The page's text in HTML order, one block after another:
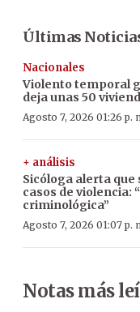
Últimas
Nacionales
Violento temporal
deja unas 50
Agosto 7, 2026 01:26 p.
+ análisis
Sicóloga alerta que
casos de violencia:
criminológica”
Agosto 7, 2026 01:07 p.
Notas más